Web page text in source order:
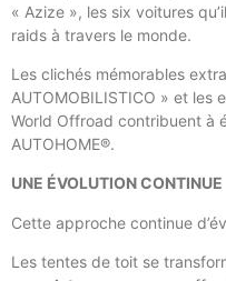
« Azize », les six voitures
raids à travers le monde.
Les clichés mémorables
AUTOMOBILISTICO » et les
World Offroad contribuent à
AUTOHOME®.
UNE ÉVOLUTION CONTINUE
Cette approche continue
Les tentes de toit se